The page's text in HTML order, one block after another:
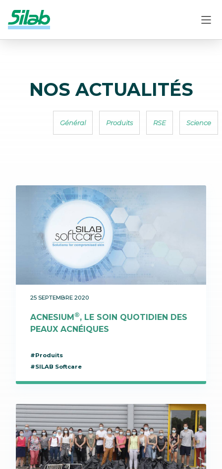
NOS ACTUALITÉS
Général Produits RSE Science
25 SEPTEMBRE 2020
ACNESIUM ®, LE SOIN QUOTIDIEN DES
PEAUX ACNÉIQUES
#Produits
#SILAB Softcare